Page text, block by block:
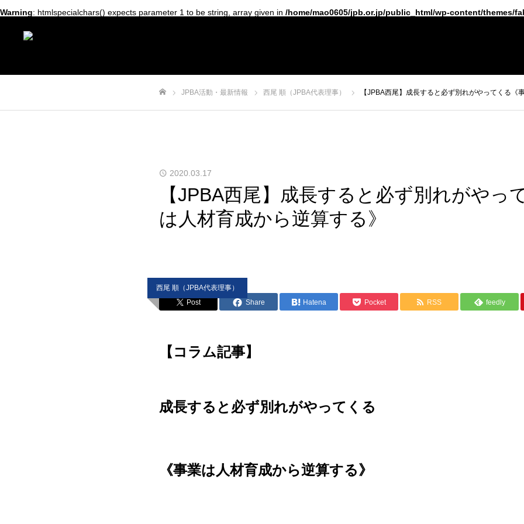
Warning: htmlspecialchars() expects parameter 1 to be string, array given in /home/mao0605/jpb.or.jp/public_html/wp-content/themes/
JPBA活動・最新情報 西尾 順（JPBA代表理事） 【JPBA西尾】成長すると必ず別れがやってくる《
2020.03.17
【JPBA西尾】成長すると必ず別れがやっ
は人材育成から逆算する》
西尾 順（JPBA代表理事）
Post
Share Hatena Pocket RSS feedly
【コラム記事】
成長すると必ず別れがやってくる
《事業は人材育成から逆算する》